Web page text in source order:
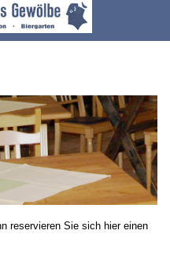
reservieren Sie sich hier einen